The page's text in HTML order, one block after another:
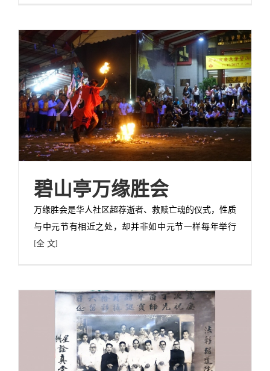
碧山亭万缘胜会
万缘胜会是华人社区超荐逝者、救赎亡魂的仪式，性质
与中元节有相近之处，却并非如中元节一样每年举行
[全 文]